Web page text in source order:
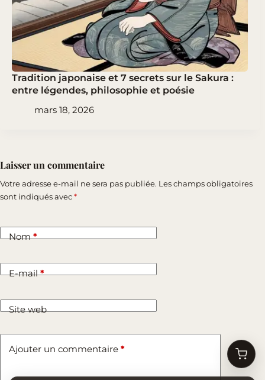
Tradition japonaise et 7 secrets sur le Sakura :
entre légendes, philosophie et poésie
mars 18, 2026
Laisser un commentaire
Votre adresse e-mail ne sera pas publiée. Les champs obligatoires
sont indiqués avec*
Nom*
E-mail*
Site web
Ajouter un commentaire *